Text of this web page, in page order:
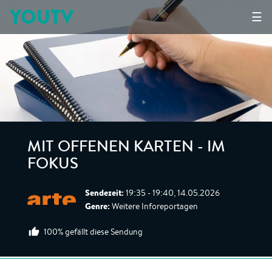
☰
YOUTV
MIT OFFENEN KARTEN - IM
FOKUS
Sendezeit: 19:35 - 19:40, 14.05.2026
Genre: Weitere Inforeportagen
100% gefällt diese Sendung